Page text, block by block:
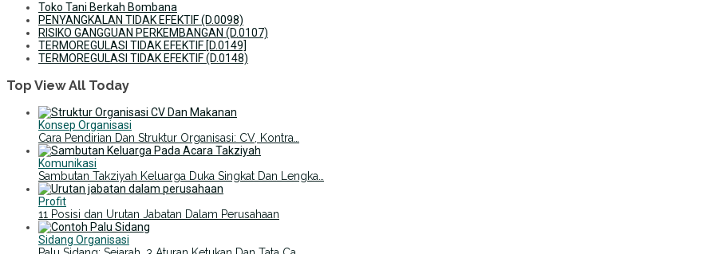
Toko Tani Berkah Bombana
PENYANGKALAN TIDAK EFEKTIF (D.0098)
RISIKO GANGGUAN PERKEMBANGAN (D.0107)
TERMOREGULASI TIDAK EFEKTIF [D.0149]
TERMOREGULASI TIDAK EFEKTIF (D.0148)
Top View All Today
Konsep Organisasi
Cara Pendirian Dan Struktur Organisasi: CV, Kontra…
Komunikasi
Sambutan Takziyah Keluarga Duka Singkat Dan Lengka…
Profit
11 Posisi dan Urutan Jabatan Dalam Perusahaan
Sidang Organisasi